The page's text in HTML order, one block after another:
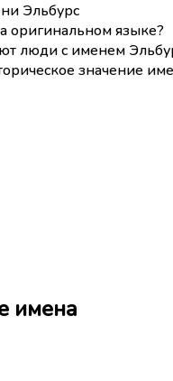
Эльбурc
оригинальном языке?
люди с именем
значение
имена